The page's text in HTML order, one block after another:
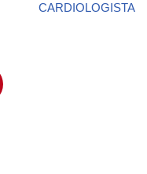
CARDIOLOGISTA